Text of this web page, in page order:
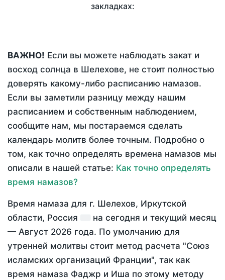
закладках:
ВАЖНО! Если вы можете наблюдать закат и
восход солнца в Шелехове, не стоит полностью
доверять какому-либо расписанию намазов.
Если вы заметили разницу между нашим
расписанием и собственным наблюдением,
сообщите нам, мы постараемся сделать
календарь молитв более точным. Подробно о
том, как точно определять времена намазов мы
описали в нашей статье: Как точно определять
время намазов?
Время намаза для г. Шелехов, Иркутской
области, Россия
на сегодня и текущий месяц
— Август 2026 года. По умолчанию для
утренней молитвы стоит метод расчета "Союз
исламских организаций Франции", так как
время намаза Фаджр и Иша по этому методу